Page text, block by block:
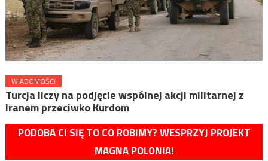
WIADOMOŚCI
Turcja liczy na podjęcie wspólnej akcji militarnej z
Iranem przeciwko Kurdom
PODOBA CI SIĘ TO CO ROBIMY? WESPRZYJ PROJEKT
MAGNA POLONIA!